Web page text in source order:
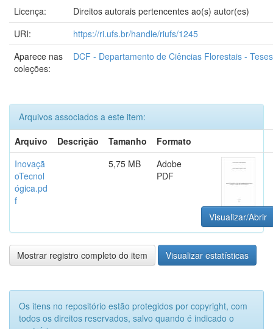
Licença:
Direitos autorais pertencentes ao(s) autor(es)
URI:
https://ri.ufs.br/handle/riufs/1245
Aparece nas
coleções:
DCF - Departamento de Ciências Florestais -
Arquivos associados a este item:
Arquivo
Descrição Tamanho
Formato
Inovaçã
oTecnol
ógica.pd
f
5,75 MB
Adobe
PDF
Visualizar/Abrir
Mostrar registro completo do item Visualizar estatísticas
Os itens no repositório estão protegidos por copyright, com
todos os direitos reservados, salvo quando é indicado o